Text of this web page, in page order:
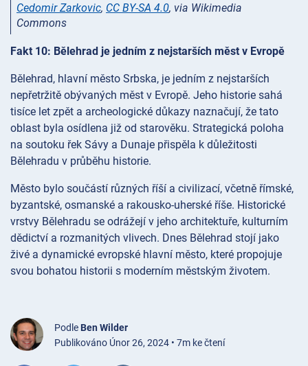
Cedomir Zarkovic, CC BY-SA 4.0, via Wikimedia
Commons
Fakt 10: Bělehrad je jedním z nejstarších měst v Evropě
Bělehrad, hlavní město Srbska, je jedním z nejstarších
nepřetržitě obývaných měst v Evropě. Jeho historie sahá
tisíce let zpět a archeologické důkazy naznačují, že tato
oblast byla osídlena již od starověku. Strategická poloha
na soutoku řek Sávy a Dunaje přispěla k důležitosti
Bělehradu v průběhu historie.
Město bylo součástí různých říší a civilizací, včetně římské,
byzantské, osmanské a rakousko-uherské říše. Historické
vrstvy Bělehradu se odrážejí v jeho architektuře, kulturním
dědictví a rozmanitých vlivech. Dnes Bělehrad stojí jako
živé a dynamické evropské hlavní město, které propojuje
svou bohatou historii s moderním městským životem.
Podle Ben Wilder
Publikováno Únor 26, 2024 • 7m ke čtení